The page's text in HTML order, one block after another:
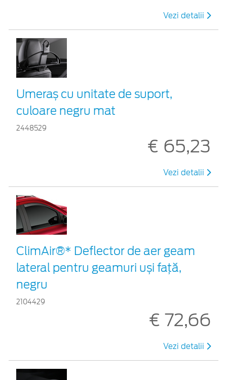
Vezi detalii
Umeraș cu unitate de suport,
culoare negru mat
2448529
€ 65,23
Vezi detalii
ClimAir®* Deflector de aer geam
lateral pentru geamuri uși față,
negru
2104429
€ 72,66
Vezi detalii